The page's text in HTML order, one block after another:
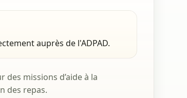
auprès de l'ADPAD.
des missions d’aide à la
des repas.